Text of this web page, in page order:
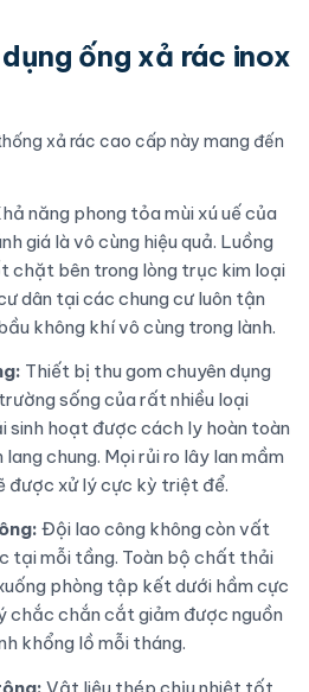
ống xả rác inox
xả rác cao cấp này mang đến
năng phong tỏa mùi xú uế của
giá là vô cùng hiệu quả. Luồng
chặt bên trong lòng trục kim loại
dân tại các chung cư luôn tận
không khí vô cùng trong lành.
Thiết bị thu gom chuyên dụng
sống của rất nhiều loại
sinh hoạt được cách ly hoàn toàn
chung. Mọi rủi ro lây lan mầm
được xử lý cực kỳ triệt để.
Đội lao công không còn vất
tại mỗi tầng. Toàn bộ chất thải
phòng tập kết dưới hầm cực
chắc chắn cắt giảm được nguồn
khổng lồ mỗi tháng.
Vật liệu thép chịu nhiệt tốt